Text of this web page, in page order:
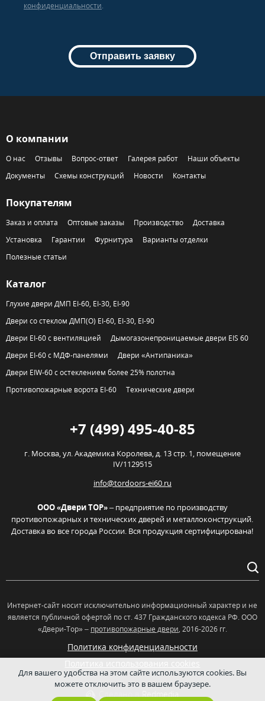
конфиденциальности.
Отправить заявку
О компании
О нас Отзывы Вопрос-ответ Галерея работ
Наши объекты
Документы
Схемы конструкций Новости Контакты
Покупателям
Заказ и оплата Оптовые заказы Производство
Доставка
Установка
Гарантии Фурнитура
Варианты отделки
Полезные статьи
Каталог
Глухие двери ДМП EI-60, EI-30, EI-90
Двери со стеклом ДМП(О) EI-60, EI-30, EI-90
Двери EI-60 с вентиляцией
Дымогазонепроницаемые двери EIS 60
Двери EI-60 с МДФ-панелями
Двери «Антипаника»
Двери EIW-60 с остеклением более 25% полотна
Противопожарные ворота EI-60
Технические двери
+7 (499) 495-40-85
г. Москва,ул. Академика Королева, д. 13 стр. 1, помещение
IV/1129515
info@tordoors-ei60.ru
ООО «Двери ТОР»– предприятие по производству
противопожарных и технических дверей и металлоконструкций.
Доставка во все города России. Вся продукция сертифицирована!
Интернет-сайт носит исключительно информационный характер и не
является публичной офертой по ст. 437 Гражданского кодекса РФ. OOO
«Двери-Тор» – противопожарные двери, 2016-2026 гг.
Политика конфиденциальности
Сделано вRedmedia
Для вашего удобства на этом сайте используются cookies. Вы
можете отключить это в вашем браузере.